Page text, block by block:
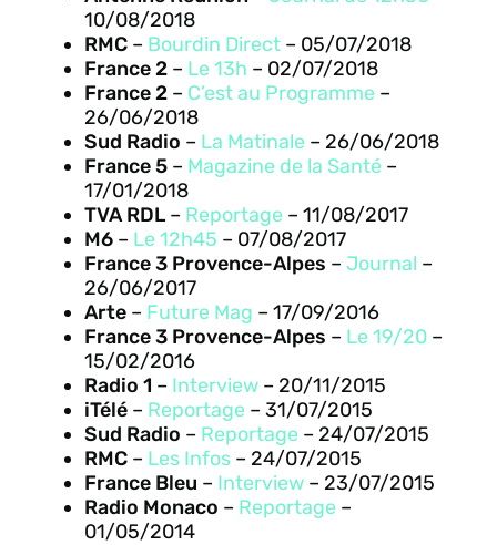
10/08/2018
RMC– Bourdin Direct– 05/07/2018
France 2– Le 13h – 02/07/2018
France 2– C’est au Programme–
26/06/2018
Sud Radio – La Matinale– 26/06/2018
France 5– Magazine de la Santé–
17/01/2018
TVA RDL– Reportage– 11/08/2017
M6– Le 12h45 – 07/08/2017
France 3 Provence-Alpes – Journal –
26/06/2017
Arte– Future Mag – 17/09/2016
France 3 Provence-Alpes – Le 19/20–
15/02/2016
Radio 1 – Interview– 20/11/2015
iTélé– Reportage– 31/07/2015
Sud Radio – Reportage– 24/07/2015
RMC– Les Infos– 24/07/2015
France Bleu – Interview– 23/07/2015
Radio Monaco – Reportage–
01/05/2014